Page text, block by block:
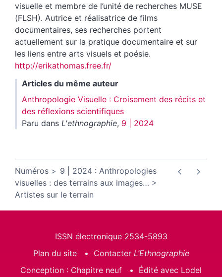
visuelle et membre de l’unité de recherches MUSE
(FLSH). Autrice et réalisatrice de films
documentaires, ses recherches portent
actuellement sur la pratique documentaire et sur
les liens entre arts visuels et poésie.
http://erikathomas.free.fr/
Articles du même auteur
Anthropologie Visuelle : Croisement des récits et
des réflexions scientifiques
Paru dans L'ethnographie, 9 | 2024
Numéros
9 | 2024 : Anthropologies
visuelles : des terrains aux images…
Artistes sur le terrain
ISSN électronique 2534-5893
Plan du site
Contacter L’Ethnographie
Conception : Chapitre neuf
Édité avec Lodel